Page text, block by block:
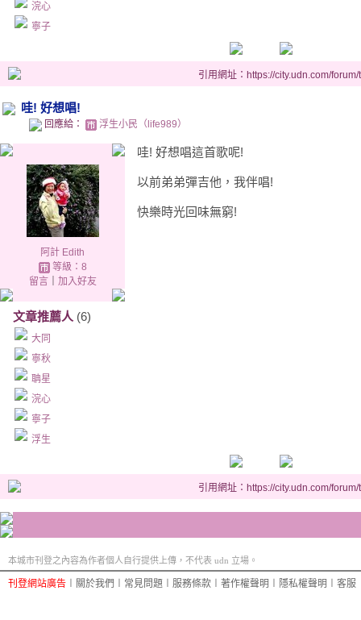
浣心
寧子
引用網址：https://city.udn.com/
哇! 好想唱!
回應給： 浮生小民（life989）
阿計 Edith
等級：8
留言｜ 加入好友
文章推薦人 (6)
大同
寧秋
聃星
浣心
寧子
浮生
哇! 好想唱這首歌呢!
以前弟弟彈吉他，我伴唱!
快樂時光回味無窮!
引用網址：https://city.udn.com/
本城市刊登之內容為作者個人自行提供上傳，不代表 udn 立場。
刊登網站廣告 關於我們 常見問題 服務條款 著作權聲明 隱私權聲明 客服